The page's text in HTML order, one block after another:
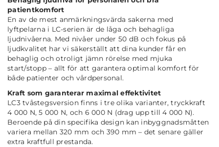
patientkomfort
En av de mest anmärkningsvärda sakerna med
lyftpelarna i LC-serien är de låga och behagliga
ljudnivåerna. Med nivåer under 50 dB och fokus på
ljudkvalitet har vi säkerställt att dina kunder får en
behaglig och otroligt jämn rörelse med mjuka
start/stopp – allt för att garantera optimal komfort för
både patienter och vårdpersonal.
Kraft som garanterar maximal effektivitet
LC3 tvåstegsversion finns i tre olika varianter, tryckkraft
4 000 N, 5 000 N, och 6 000 N (drag upp till 4 000 N).
Beroende på din specifika design kan inbyggnadsmåtten
variera mellan 320 mm och 390 mm – det senare gäller
extra kraftfull prestanda.